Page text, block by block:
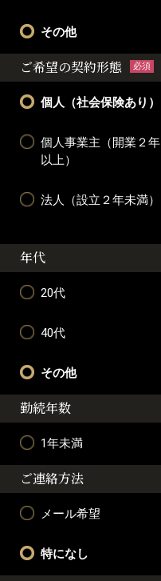
その他
ご希望の契約形態 必須
個人（社会保険あり）
個人事業主（開業２年
以上）
法人（設立２年未満）
年代
20代
40代
その他
勤続年数
1年未満
ご連絡方法
メール希望
特になし